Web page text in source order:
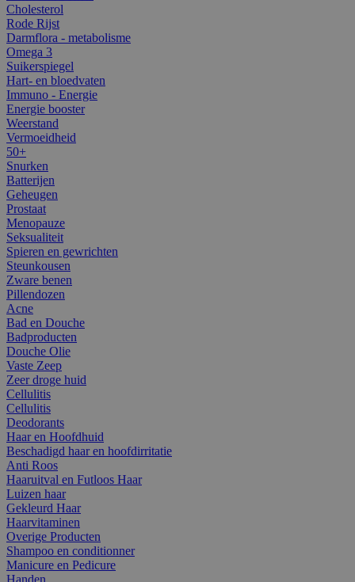
Cholesterol
Rode Rijst
Darmflora - metabolisme
Omega 3
Suikerspiegel
Hart- en bloedvaten
Immuno - Energie
Energie booster
Weerstand
Vermoeidheid
50+
Snurken
Batterijen
Geheugen
Prostaat
Menopauze
Seksualiteit
Spieren en gewrichten
Steunkousen
Zware benen
Pillendozen
Acne
Bad en Douche
Badproducten
Douche Olie
Vaste Zeep
Zeer droge huid
Cellulitis
Cellulitis
Deodorants
Haar en Hoofdhuid
Beschadigd haar en hoofdirritatie
Anti Roos
Haaruitval en Futloos Haar
Luizen haar
Gekleurd Haar
Haarvitaminen
Overige Producten
Shampoo en conditionner
Manicure en Pedicure
Handen